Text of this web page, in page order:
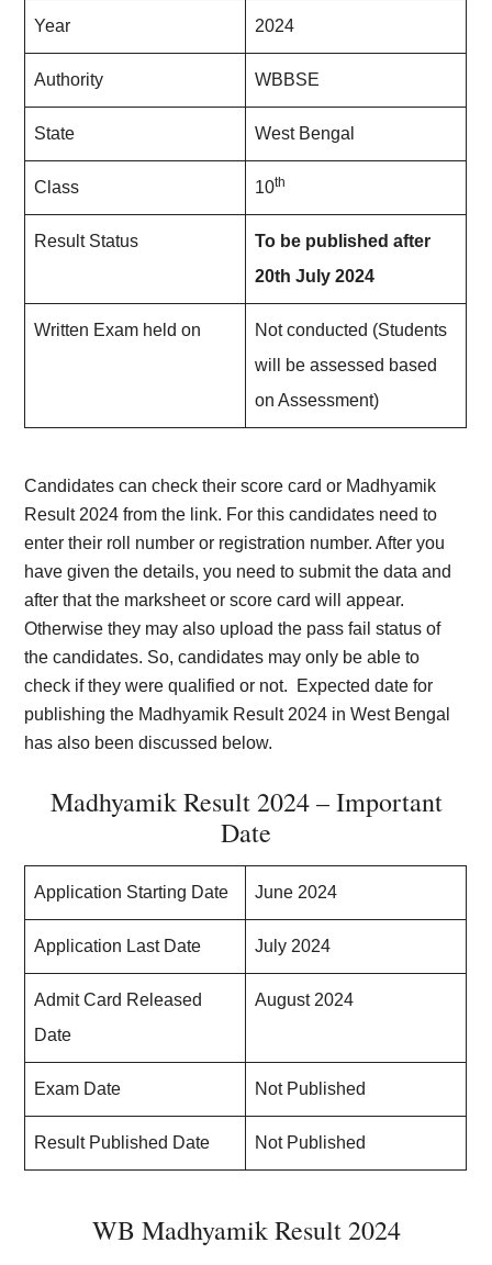
Year 2024
Authority WBBSE
State West Bengal
Class 10th
Result Status
To be published after
20th July 2024
Written Exam held on
Not conducted (Students
will be assessed based
on Assessment)
Candidates can check their score card or Madhyamik
Result 2024 from the link. For this candidates need to
enter their roll number or registration number. After you
have given the details, you need to submit the data and
after that the marksheet or score card will appear.
Otherwise they may also upload the pass fail status of
the candidates. So, candidates may only be able to
check if they were qualified or not. Expected date for
publishing the Madhyamik Result 2024 in West Bengal
has also been discussed below.
Madhyamik Result 2024 – Important
Date
Application Starting Date June 2024
Application Last Date July 2024
Admit Card Released
Date
August 2024
Exam Date Not Published
Result Published Date Not Published
WB Madhyamik Result 2024